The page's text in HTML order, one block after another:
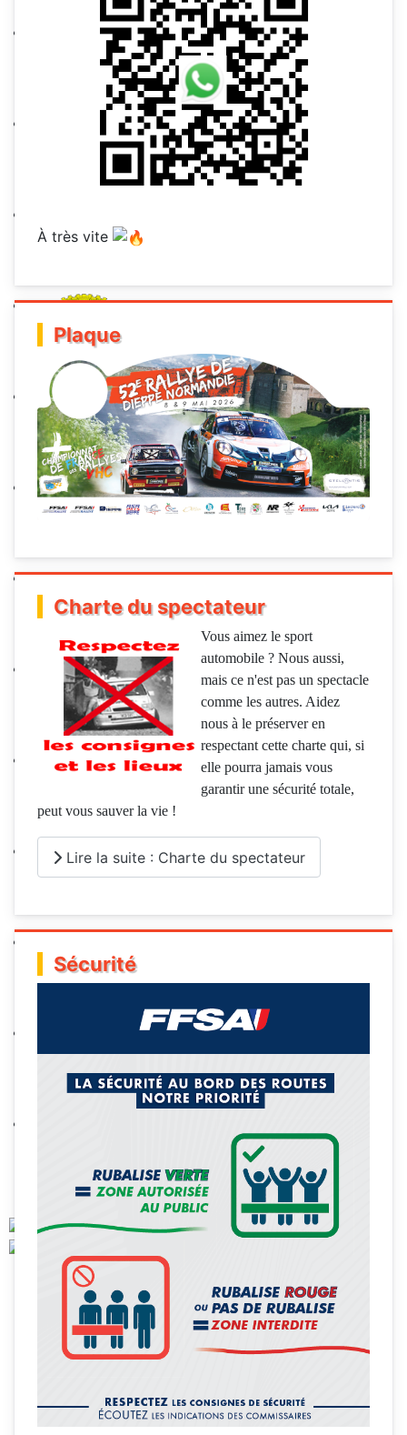
À très vite
Plaque
Charte du spectateur
Vous aimez le sport
automobile ? Nous aussi,
mais ce n'est pas un spectacle
comme les autres. Aidez
nous à le préserver en
respectant cette charte qui, si
elle pourra jamais vous
garantir une sécurité totale,
peut vous sauver la vie !
Lire la suite : Charte du spectateur
Sécurité